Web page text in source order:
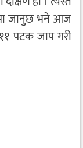
जानुछ भने आज
पटक जाप गरी